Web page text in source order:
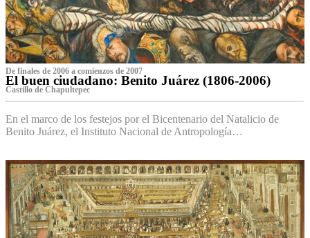
De finales de 2006 a comienzos de 2007
El buen ciudadano: Benito Juárez (1806-2006)
Castillo de Chapultepec
En el marco de los festejos por el Bicentenario del Natalicio de
Benito Juárez, el Instituto Nacional de Antropología…